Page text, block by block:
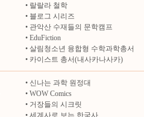
• 랄랄라 철학
• 블로그 시리즈
• 관악산 수재들의 문학캠프
• EduFiction
• 살림청소년 융합형 수학과학총서
• 카이스트 총서(내사카나사카)
• 신나는 과학 원정대
• WOW Comics
• 거장들의 시크릿
• 세계사로 보는 한국사